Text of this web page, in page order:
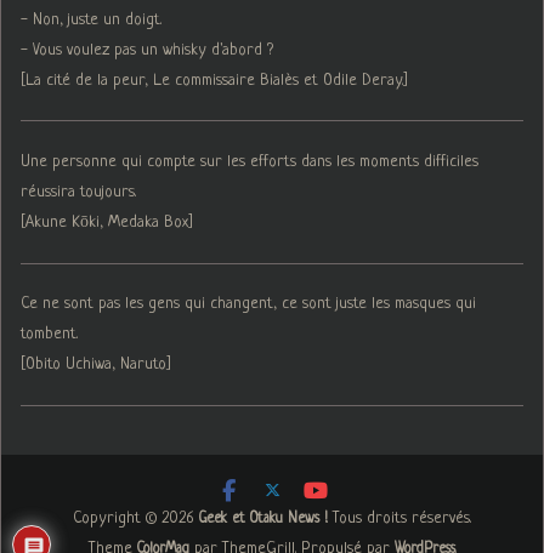
- Non, juste un doigt.
- Vous voulez pas un whisky d'abord ?
[La cité de la peur, Le commissaire Bialès et Odile Deray.]
Une personne qui compte sur les efforts dans les moments difficiles
réussira toujours.
[Akune Kōki, Medaka Box]
Ce ne sont pas les gens qui changent, ce sont juste les masques qui
tombent.
[Obito Uchiwa, Naruto]
Copyright © 2026 Geek et Otaku News !. Tous droits réservés.
Theme ColorMagpar ThemeGrill. Propulsé par WordPress.